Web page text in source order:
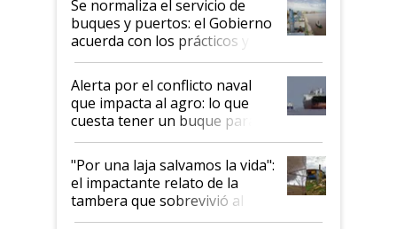
Se normaliza el servicio de
buques y puertos: el Gobierno
acuerda con los prácticos y
suspende el decreto de
desregulación
Alerta por el conflicto naval
que impacta al agro: lo que
cuesta tener un buque parado
y el peligro de que Argentina
pase a ser "país sucio"
"Por una laja salvamos la vida":
el impactante relato de la
tambera que sobrevivió al
tornado